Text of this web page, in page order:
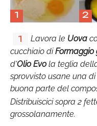
1 2
1 Lavora le Uova
cucchiaio di
d'Olio Evola teglia
sprovvisto usane una
buona parte del
Distribuiscici sopra 2
grossolanamente.